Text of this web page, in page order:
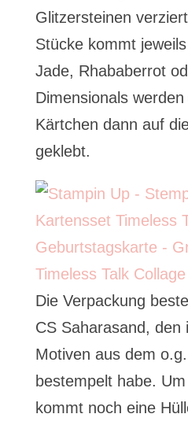
Glitzersteinen
Stücke kommt
Jade, Rhababerrot
Dimensionals
Kärtchen dann auf
geklebt.
Die Verpackung
CS Saharasand, den
Motiven aus dem
bestempelt habe.
kommt noch eine